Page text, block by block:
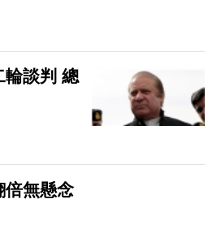
輪談判 總
倍無懸念